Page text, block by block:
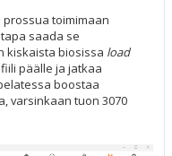
toimimaan
saada se
kiskaista biosissa load
päälle ja jatkaa
boostaa
varsinkaan tuon 3070